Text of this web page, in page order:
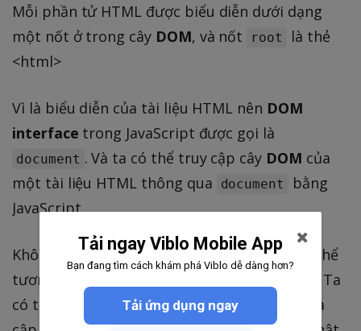
Mỗi phần tử HTML được biểu diễn dưới dạng
một nốt ở trong cây DOM, và nốt root
là thẻ
<html>
Vì là biểu diễn của tài liệu HTML nên DOM
interface trong JavaScript được gọi là
document . Và ta có thể truy cập cây DOM của
một tài liệu HTML thông qua
document
bằng
JavaScript.
Không những có thể truy cập, mà ta còn có thể
tương tác với tài liệu HTML thông qua
. Ta
có thể thêm các yếu tố vào trang web, xóa và
Tải ngay Viblo Mobile App
Bạn đang tìm cách khám phá Viblo dễ dàng hơn?
Tải ứng dụng ngay